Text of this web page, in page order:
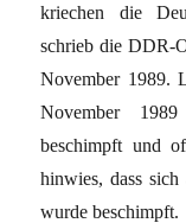
kriechen die
schrieb die DDR-
November 1989.
November
beschimpft und
hinwies, dass
wurde beschimpft.